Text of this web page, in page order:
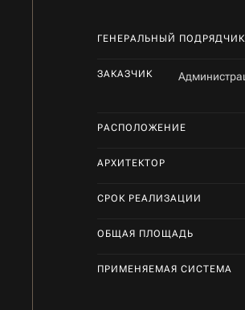
ГЕНЕРАЛЬНЫЙ ПОДРЯДЧИК
ЗАКАЗЧИК
РАСПОЛОЖЕНИЕ
АРХИТЕКТОР
СРОК РЕАЛИЗАЦИИ
ОБЩАЯ ПЛОЩАДЬ
ПРИМЕНЯЕМАЯ СИСТЕМА